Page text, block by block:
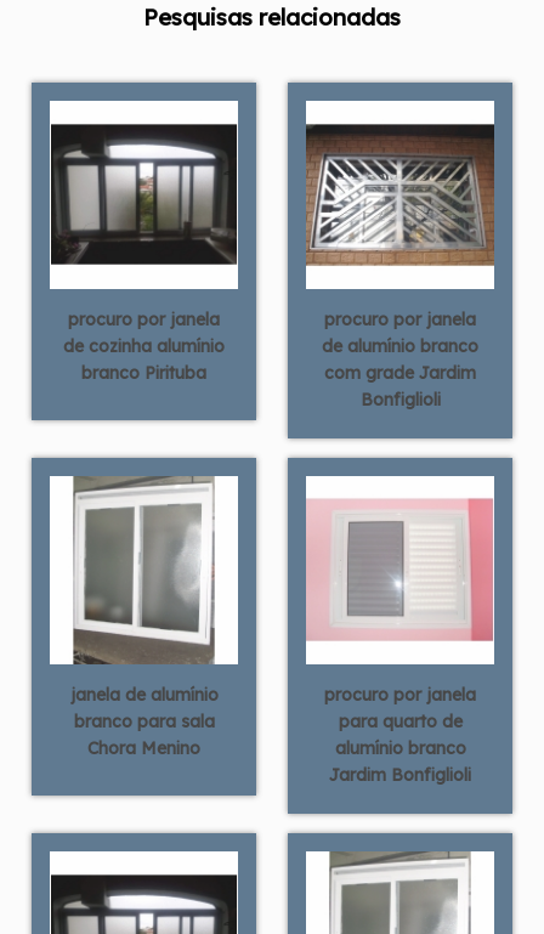
Pesquisas relacionadas
procuro por janela
de cozinha alumínio
branco Pirituba
procuro por janela
de alumínio branco
com grade Jardim
Bonfiglioli
janela de alumínio
branco para sala
Chora Menino
procuro por janela
para quarto de
alumínio branco
Jardim Bonfiglioli